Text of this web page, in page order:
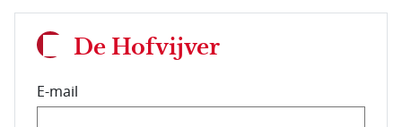
De Hofvijver
E-mail